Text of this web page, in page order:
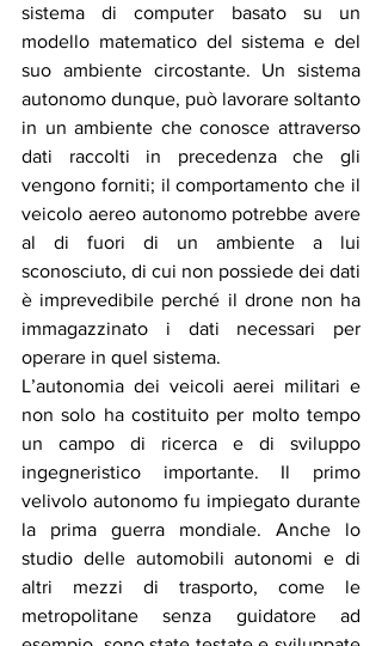
sistema di computer basato su un
modello matematico del sistema e del
suo ambiente circostante. Un sistema
autonomo dunque, può lavorare soltanto
in un ambiente che conosce attraverso
dati raccolti in precedenza che gli
vengono forniti; il comportamento che il
veicolo aereo autonomo potrebbe avere
al di fuori di un ambiente a lui
sconosciuto, di cui non possiede dei dati
è imprevedibile perché il drone non ha
immagazzinato i dati necessari per
operare in quel sistema.
L’autonomia dei veicoli aerei militari e
non solo ha costituito per molto tempo
un campo di ricerca e di sviluppo
ingegneristico importante. Il primo
velivolo autonomo fu impiegato durante
la prima guerra mondiale. Anche lo
studio delle automobili autonomi e di
altri mezzi di trasporto, come le
metropolitane senza guidatore ad